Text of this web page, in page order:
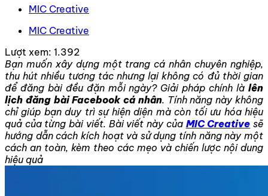
MIC Creative
MIC Creative
Lượt xem: 1.392
Bạn muốn xây dựng một trang cá nhân chuyên nghiệp,
thu hút nhiều tương tác nhưng lại không có đủ thời gian
để đăng bài đều đặn mỗi ngày? Giải pháp chính là lên
lịch đăng bài Facebook cá nhân. Tính năng này không
chỉ giúp bạn duy trì sự hiện diện mà còn tối ưu hóa hiệu
quả của từng bài viết. Bài viết này của MIC Creative sẽ
hướng dẫn cách kích hoạt và sử dụng tính năng này một
cách an toàn, kèm theo các mẹo và chiến lược nội dung
hiệu quả